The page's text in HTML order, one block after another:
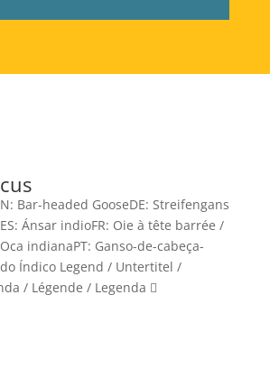
Bar-headed GooseDE: Streifengans
Ánsar indioFR: Oie à tête barrée /
indianaPT: Ganso-de-cabeça-
Índico Legend / Untertitel /
/ Légende / Legenda 